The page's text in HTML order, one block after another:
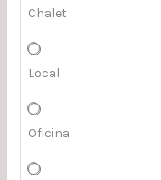
Chalet
Local
Oficina